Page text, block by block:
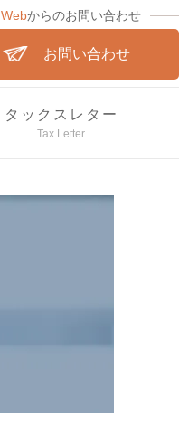
Webからのお問い合わせ
お問い合わせ
タックスレター
Tax Letter